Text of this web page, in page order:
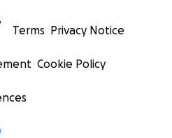
Terms Privacy Notice
Cookie Policy